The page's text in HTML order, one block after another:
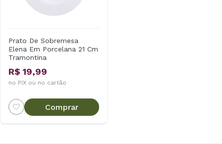
Prato De Sobremesa
Elena Em Porcelana 21 Cm
Tramontina
R$ 19,99
no PIX ou no cartão
Comprar